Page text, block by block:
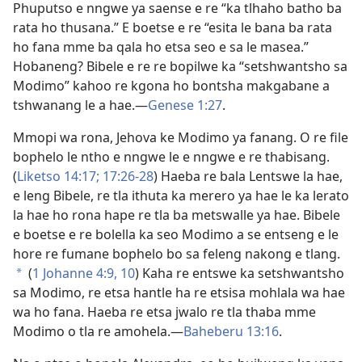
Phuputso e nngwe ya saense e re “ka tlhaho batho ba
rata ho thusana.” E boetse e re “esita le bana ba rata
ho fana mme ba qala ho etsa seo e sa le masea.”
Hobaneng? Bibele e re re bopilwe ka “setshwantsho sa
Modimo” kahoo re kgona ho bontsha makgabane a
tshwanang le a hae.—Genese 1:27.
Mmopi wa rona, Jehova ke Modimo ya fanang. O re file
bophelo le ntho e nngwe le e nngwe e re thabisang.
(Liketso 14:17; 17:26-28) Haeba re bala Lentswe la hae,
e leng Bibele, re tla ithuta ka merero ya hae le ka lerato
la hae ho rona hape re tla ba metswalle ya hae. Bibele
e boetse e re bolella ka seo Modimo a se entseng e le
hore re fumane bophelo bo sa feleng nakong e tlang.
* (1 Johanne 4:9, 10) Kaha re entswe ka setshwantsho
sa Modimo, re etsa hantle ha re etsisa mohlala wa hae
wa ho fana. Haeba re etsa jwalo re tla thaba mme
Modimo o tla re amohela.—Baheberu 13:16.